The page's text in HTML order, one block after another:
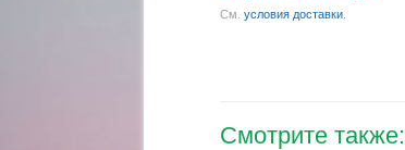
См. условия доставки
Смотрите также: